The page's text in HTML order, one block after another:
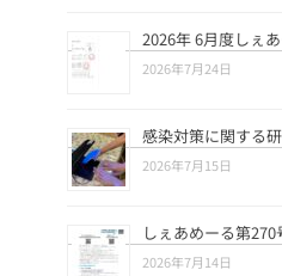
2026年 6月度しぇ
2026年7月24日
感染対策に関する
2026年7月15日
しぇあめーる第270
2026年7月14日